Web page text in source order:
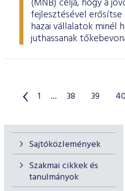
Sajtóközlemények
Szakmai cikkek és
tanulmányok
(MNB) célja, hogy a
fejlesztésével
hazai vállalatok minél
juthassanak
1 ... 38 39